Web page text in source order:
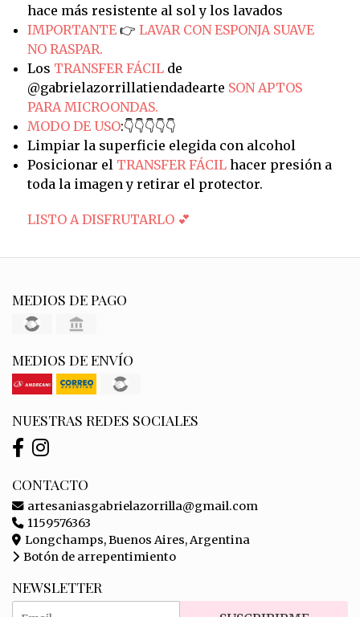
hace más resistente al sol y los lavados
IMPORTANTE 👉 LAVAR CON ESPONJA SUAVE
NO RASPAR.
Los TRANSFER FÁCILde
@gabrielazorrillatiendadearte SON APTOS
PARA MICROONDAS.
MODO DE USO:👇👇👇👇👇
Limpiar la superficie elegida con alcohol
Posicionar el TRANSFER FÁCILhacer presión a
toda la imagen y retirar el protector.
LISTO A DISFRUTARLO 💕
MEDIOS DE PAGO
MEDIOS DE ENVÍO
NUESTRAS REDES SOCIALES
CONTACTO
artesaniasgabrielazorrilla@gmail.com
1159576363
Longchamps, Buenos Aires, Argentina
Botón de arrepentimiento
NEWSLETTER